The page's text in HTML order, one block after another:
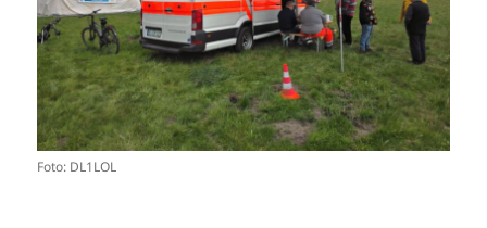
Foto: DL1LOL